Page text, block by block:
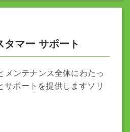
マー サポート
メンテナンス全体にわたっ
サポートを提供しますソリ